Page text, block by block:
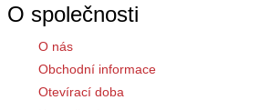
O společnosti
O nás
Obchodní informace
Otevírací doba